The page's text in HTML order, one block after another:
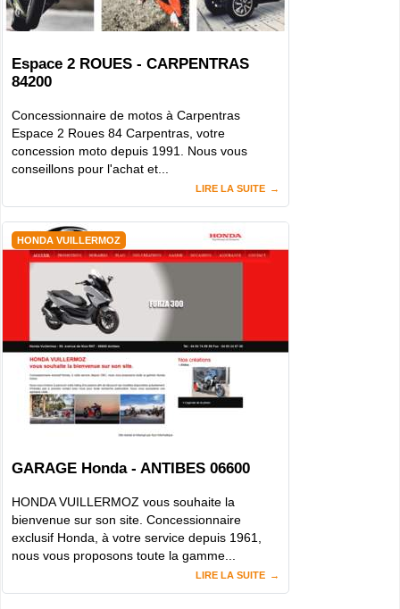
Espace 2 ROUES - CARPENTRAS
84200
Concessionnaire de motos à Carpentras
Espace 2 Roues 84 Carpentras, votre
concession moto depuis 1991. Nous vous
conseillons pour l'achat et...
LIRE LA SUITE
HONDA VUILLERMOZ
GARAGE Honda - ANTIBES 06600
HONDA VUILLERMOZ vous souhaite la
bienvenue sur son site. Concessionnaire
exclusif Honda, à votre service depuis 1961,
nous vous proposons toute la gamme...
LIRE LA SUITE